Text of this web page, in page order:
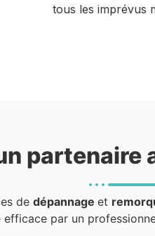
tous les imprévus
partenaire
de dépannage et
efficace par un